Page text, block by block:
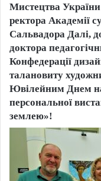
Мистецтва
ректора Академії
Сальвадора Далі,
доктора
Конфедерації
талановиту
Ювілейним Днем
персональної
землею»!